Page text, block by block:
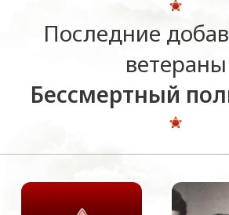
Последние
ветераны
Бессмертный